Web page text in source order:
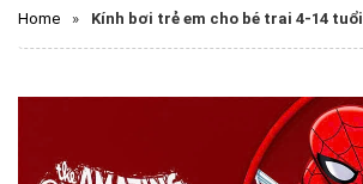
Home » Kính bơi trẻ em cho bé trai 4-14 tuổi